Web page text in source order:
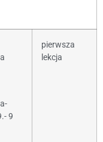
9
pierwsza
lekcja